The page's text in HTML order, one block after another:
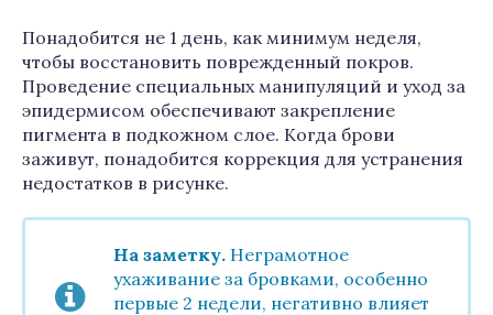
Понадобится не 1 день, как минимум неделя,
чтобы восстановить поврежденный покров.
Проведение специальных манипуляций и уход за
эпидермисом обеспечивают закрепление
пигмента в подкожном слое. Когда брови
заживут, понадобится коррекция для устранения
недостатков в рисунке.
На заметку. Неграмотное
ухаживание за бровками, особенно
первые 2 недели, негативно влияет